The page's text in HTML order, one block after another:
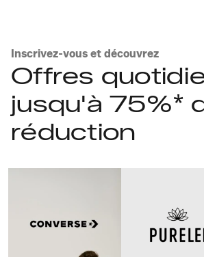
Inscrivez-vous et découvrez
Offres
jusqu'à 75%*
réduction